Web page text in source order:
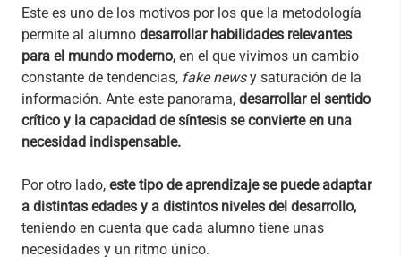
Este es uno de los motivos por los que la metodología
permite al alumno desarrollar habilidades relevantes
para el mundo moderno, en el que vivimos un cambio
constante de tendencias, fake newsy saturación de la
información. Ante este panorama, desarrollar el sentido
crítico y la capacidad de síntesis se convierte en una
necesidad indispensable.
Por otro lado, este tipo de aprendizaje se puede adaptar
a distintas edades y a distintos niveles del desarrollo,
teniendo en cuenta que cada alumno tiene unas
necesidades y un ritmo único.